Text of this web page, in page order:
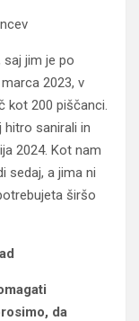
jim je po
2023, v
kot 200 piščanci.
hitro sanirali in
2024. Kot nam
sedaj, a jima ni
širšo
da